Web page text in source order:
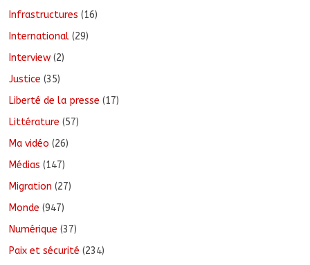
Infrastructures (16)
International (29)
Interview (2)
Justice (35)
Liberté de la presse (17)
Littérature (57)
Ma vidéo (26)
Médias (147)
Migration (27)
Monde (947)
Numérique (37)
Paix et sécurité (234)